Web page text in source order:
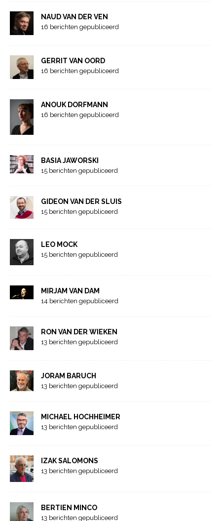
NAUD VAN DER VEN
16 berichten gepubliceerd
GERRIT VAN OORD
16 berichten gepubliceerd
ANOUK DORFMANN
16 berichten gepubliceerd
BASIA JAWORSKI
15 berichten gepubliceerd
GIDEON VAN DER SLUIS
15 berichten gepubliceerd
LEO MOCK
15 berichten gepubliceerd
MIRJAM VAN DAM
14 berichten gepubliceerd
RON VAN DER WIEKEN
13 berichten gepubliceerd
JORAM BARUCH
13 berichten gepubliceerd
MICHAEL HOCHHEIMER
13 berichten gepubliceerd
IZAK SALOMONS
13 berichten gepubliceerd
BERTIEN MINCO
13 berichten gepubliceerd